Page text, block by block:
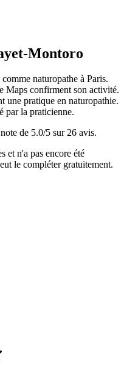
Montoro
naturopathe à Paris.
Maps confirment son activité.
une pratique en naturopathie.
par la praticienne.
de 5.0/5 sur 26 avis.
et n'a pas encore été
le compléter gratuitement.